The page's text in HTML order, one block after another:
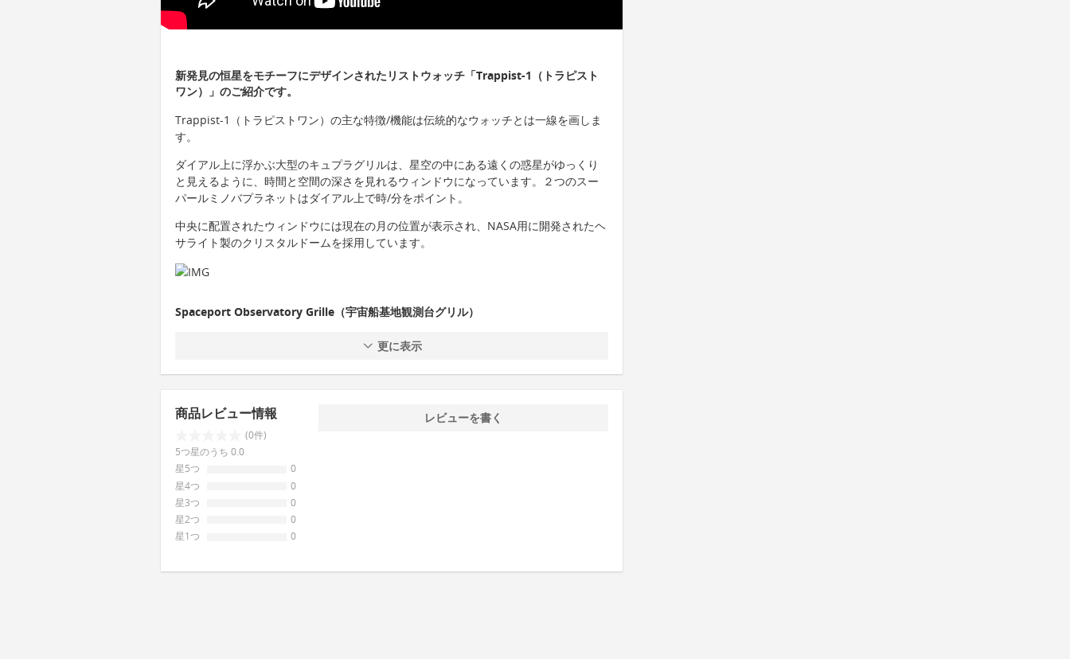
新発見の恒星をモチーフにデザインされたリストウォッチ「Trappist-1（トラピスト
ワン）」のご紹介です。
Trappist-1（トラピストワン）の主な特徴/機能は伝統的なウォッチとは一線を画しま
す。
ダイアル上に浮かぶ大型のキュプラグリルは、星空の中にある遠くの惑星がゆっくり
と見えるように、時間と空間の深さを見れるウィンドウになっています。２つのスー
パールミノバプラネットはダイアル上で時/分をポイント。
中央に配置されたウィンドウには現在の月の位置が表示され、NASA用に開発されたヘ
サライト製のクリスタルドームを採用しています。
Spaceport Observatory Grille（宇宙船基地観測台グリル）
更に表示
商品レビュー情報
(0件)
5つ星のうち 0.0
星5つ
0
星4つ
0
星3つ
0
星2つ
0
星1つ
0
レビューを書く